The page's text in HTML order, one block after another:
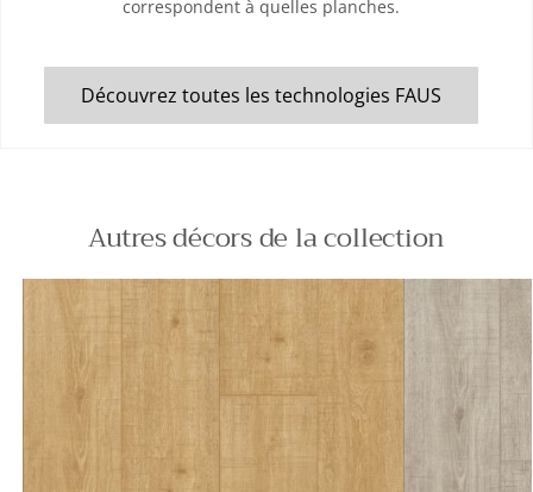
correspondent à quelles planches.
Découvrez toutes les technologies FAUS
Autres décors de la collection